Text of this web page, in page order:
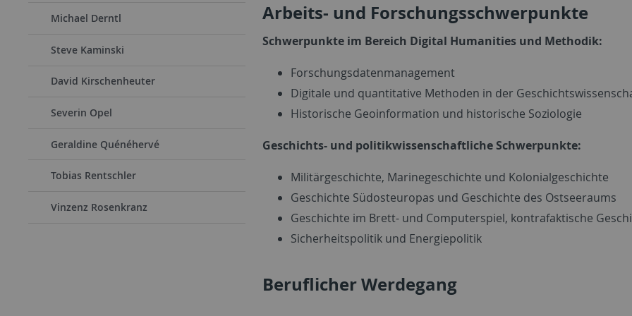
Michael Derntl
Steve Kaminski
David Kirschenheuter
Severin Opel
Geraldine Quénéhervé
Tobias Rentschler
Vinzenz Rosenkranz
Arbeits- und Forschungsschwerpunkte
Schwerpunkte im Bereich Digital Humanities und Methodik:
Forschungsdatenmanagement
Digitale und quantitative Methoden in der
Historische Geoinformation und historische Soziologie
Geschichts- und politikwissenschaftliche Schwerpunkte:
Militärgeschichte, Marinegeschichte und Kolonialgeschichte
Geschichte Südosteuropas und Geschichte des Ostseeraums
Geschichte im Brett- und Computerspiel, kontrafaktische
Sicherheitspolitik und Energiepolitik
Beruflicher Werdegang